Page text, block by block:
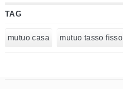
TAG
mutuo casa mutuo tasso fisso